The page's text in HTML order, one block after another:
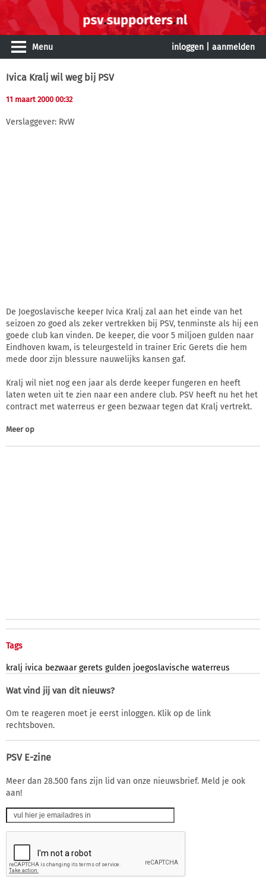
Menu inloggen aanmelden
Ivica Kralj wil weg bij PSV
11 maart 2000 00:32
Verslaggever: RvW
De Joegoslavische keeper Ivica Kralj zal aan het einde van het
seizoen zo goed als zeker vertrekken bij PSV, tenminste als hij een
goede club kan vinden. De keeper, die voor 5 miljoen gulden naar
Eindhoven kwam, is teleurgesteld in trainer Eric Gerets die hem
mede door zijn blessure nauwelijks kansen gaf.
Kralj wil niet nog een jaar als derde keeper fungeren en heeft
laten weten uit te zien naar een andere club. PSV heeft nu het het
contract met waterreus er geen bezwaar tegen dat Kralj vertrekt.
Meer op
Tags
kralj ivica bezwaar gerets gulden joegoslavische waterreus
Wat vind jij van dit nieuws?
Om te reageren moet je eerst inloggen. Klik op de link
rechtsboven.
PSV E-zine
Meer dan 28.500 fans zijn lid van onze nieuwsbrief. Meld je ook
aan!